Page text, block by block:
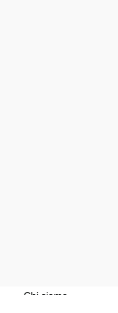
Chi siamo